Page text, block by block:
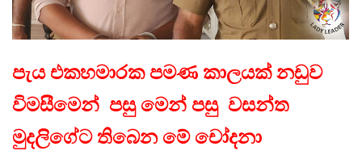
පැය එකහමාරක පමණ කාලයක් නඩුව
විමසීමෙන් පසු මෙන් පසු වසන්ත
මුදලිගේට තිබෙන මේ චෝදනා